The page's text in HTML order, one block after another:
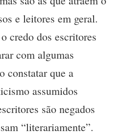
e leitores em geral.
credo dos escritores
com algumas
constatar que a
assumidos
são negados
“literariamente”.